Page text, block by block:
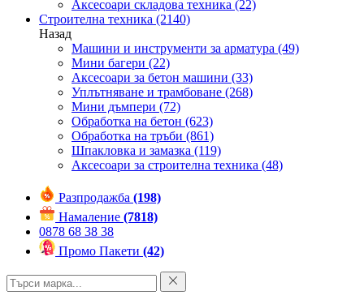
Аксесоари складова техника (22)
Строителна техника (2140)
Назад
Машини и инструменти за арматура (49)
Мини багери (22)
Аксесоари за бетон машини (33)
Уплътняване и трамбоване (268)
Мини дъмпери (72)
Обработка на бетон (623)
Обработка на тръби (861)
Шпакловка и замазка (119)
Аксесоари за строителна техника (48)
Разпродажба (198)
Намаление (7818)
0878 68 38 38
Промо Пакети (42)